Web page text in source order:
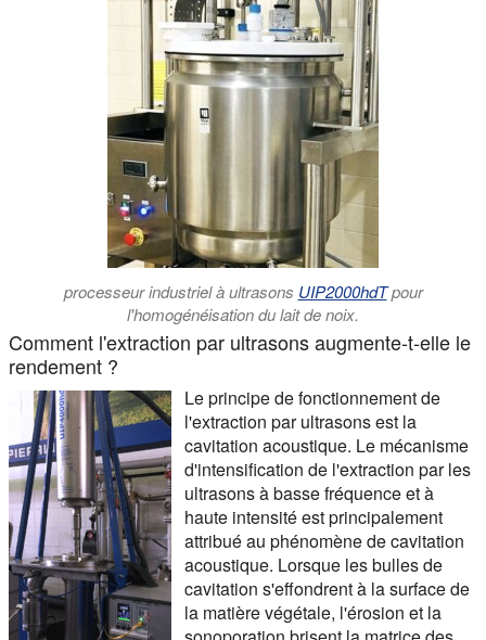
processeur industriel à ultrasons UIP2000hdTpour
l'homogénéisation du lait de noix.
Comment l'extraction par ultrasons augmente-t-elle le
rendement ?
Le principe de fonctionnement de
l'extraction par ultrasons est la
cavitation acoustique. Le mécanisme
d'intensification de l'extraction par les
ultrasons à basse fréquence et à
haute intensité est principalement
attribué au phénomène de cavitation
acoustique. Lorsque les bulles de
cavitation s'effondrent à la surface de
la matière végétale, l'érosion et la